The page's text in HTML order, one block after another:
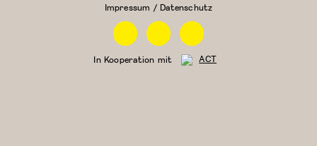
Impressum / Datenschutz
FacebookInstagramLinkedin
In Kooperation mit